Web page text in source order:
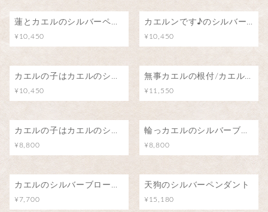
蓮とカエルのシルバーペンダント
¥10,450
カエルンです♪のシルバーペンダント
¥10,450
カエルの子はカエルのシルバーペンダント
¥10,450
無事カエルの根付/カエル号に乗って
¥11,550
カエルの子はカエルのシルバーブローチ（ピンバッジ）
¥8,800
輪っカエルのシルバーブローチ（ピンバッジ）
¥8,800
カエルのシルバーブローチ（ピンバッジ）
¥7,700
天狗のシルバーペンダント
¥15,180